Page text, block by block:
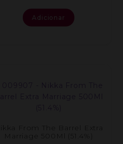
Adicionar
From The Barrel Extra
Marriage 500Ml (51.4%)